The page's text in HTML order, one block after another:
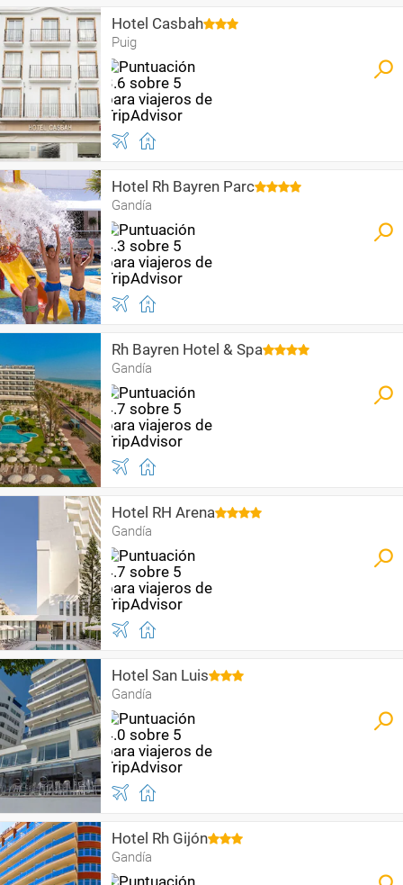
Hotel Casbah
Puig
Hotel Rh Bayren Parc
Gandía
Rh Bayren Hotel & Spa
Gandía
Hotel RH Arena
Gandía
Hotel San Luis
Gandía
Hotel Rh Gijón
Gandía